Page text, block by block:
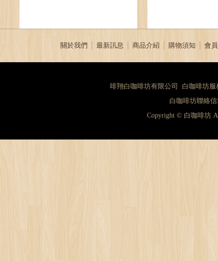
關於我們 最新訊息 商品介紹 購物須知 會
啡翔白咖啡坊有限公司 白咖啡坊
白咖啡坊聯絡
Copyright © 白咖啡坊